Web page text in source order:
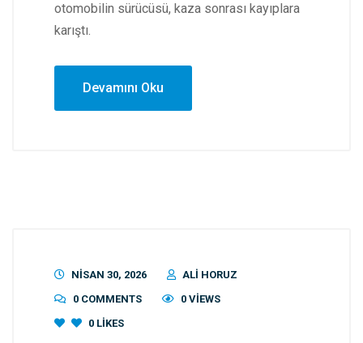
otomobilin sürücüsü, kaza sonrası kayıplara
karıştı.
Devamını Oku
NISAN 30, 2026
ALI HORUZ
0 COMMENTS
0 VIEWS
0 LIKES